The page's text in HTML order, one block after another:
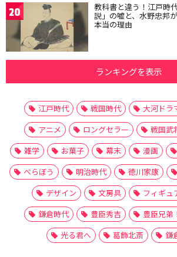
20 教科書と違う！江戸時
説」の嘘と、水野忠邦
本当の理由
ランキングを表示
江戸時代 戦国時代 大河ドラ
アニメ
ロングセラー 戦国武
雑学
お菓子 幕末 漫画
べらぼう
明治時代 徳川家康
デザイン
文房具 フィギュ
鎌倉時代
豊臣秀吉 豊臣兄弟
光る君へ
葛飾北斎 鎌